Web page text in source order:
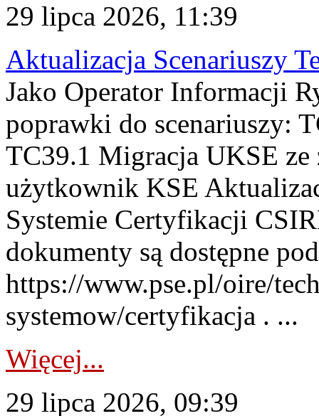
29 lipca 2026, 11:39
Aktualizacja Scenariuszy
Jako Operator Informacji
poprawki do scenariuszy:
TC39.1 Migracja UKSE
użytkownik KSE
Systemie Certyfikacji
dokumenty są dostępne
https://www.pse.pl/oire/
systemow/certyfikacja . ...
Więcej...
29 lipca 2026, 09:39